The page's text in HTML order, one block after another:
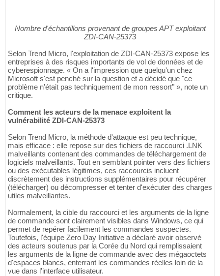
Nombre d'échantillons provenant de groupes APT exploitant
ZDI-CAN-25373
Selon Trend Micro, l'exploitation de ZDI-CAN-25373 expose les
entreprises à des risques importants de vol de données et de
cyberespionnage. « On a l'impression que quelqu'un chez
Microsoft s'est penché sur la question et a décidé que "ce
problème n'était pas techniquement de mon ressort" », note un
critique.
Comment les acteurs de la menace exploitent la
vulnérabilité ZDI-CAN-25373
Selon Trend Micro, la méthode d'attaque est peu technique,
mais efficace : elle repose sur des fichiers de raccourci .LNK
malveillants contenant des commandes de téléchargement de
logiciels malveillants. Tout en semblant pointer vers des fichiers
ou des exécutables légitimes, ces raccourcis incluent
discrètement des instructions supplémentaires pour récupérer
(télécharger) ou décompresser et tenter d'exécuter des charges
utiles malveillantes.
Normalement, la cible du raccourci et les arguments de la ligne
de commande sont clairement visibles dans Windows, ce qui
permet de repérer facilement les commandes suspectes.
Toutefois, l'équipe Zero Day Initiative a déclaré avoir observé
des acteurs soutenus par la Corée du Nord qui remplissaient
les arguments de la ligne de commande avec des mégaoctets
d'espaces blancs, enterrant les commandes réelles loin de la
vue dans l'interface utilisateur.